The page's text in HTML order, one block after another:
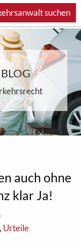
auch ohne
klar Ja!
, Urteile
suchen